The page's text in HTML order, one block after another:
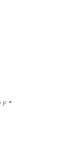
*